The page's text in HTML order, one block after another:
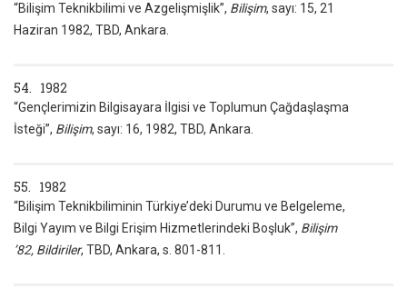
“Bilişim Teknikbilimi ve Azgelişmişlik”, Bilişim, sayı: 15, 21
Haziran 1982, TBD, Ankara.
54. 1982
“Gençlerimizin Bilgisayara İlgisi ve Toplumun Çağdaşlaşma
İsteği”, Bilişim, sayı: 16, 1982, TBD, Ankara.
55. 1982
“Bilişim Teknikbiliminin Türkiye’deki Durumu ve Belgeleme,
Bilgi Yayım ve Bilgi Erişim Hizmetlerindeki Boşluk”, Bilişim
’82, Bildiriler, TBD, Ankara, s. 801-811.